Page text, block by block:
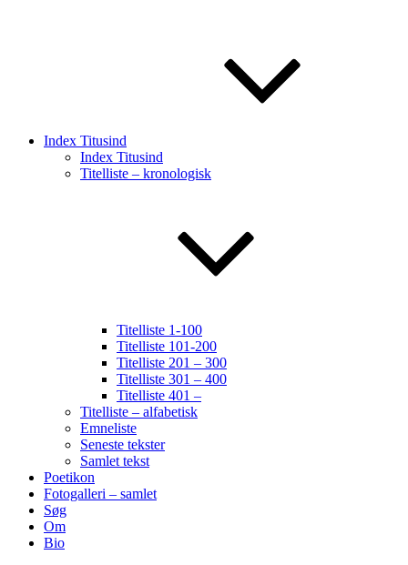
Index Titusind
Index Titusind
Titelliste – kronologisk
Titelliste 1-100
Titelliste 101-200
Titelliste 201 – 300
Titelliste 301 – 400
Titelliste 401 –
Titelliste – alfabetisk
Emneliste
Seneste tekster
Samlet tekst
Poetikon
Fotogalleri – samlet
Søg
Om
Bio